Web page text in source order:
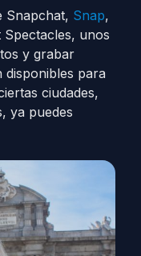
Snapchat, Snap,
unos
y grabar
disponibles para
ciudades,
ya puedes